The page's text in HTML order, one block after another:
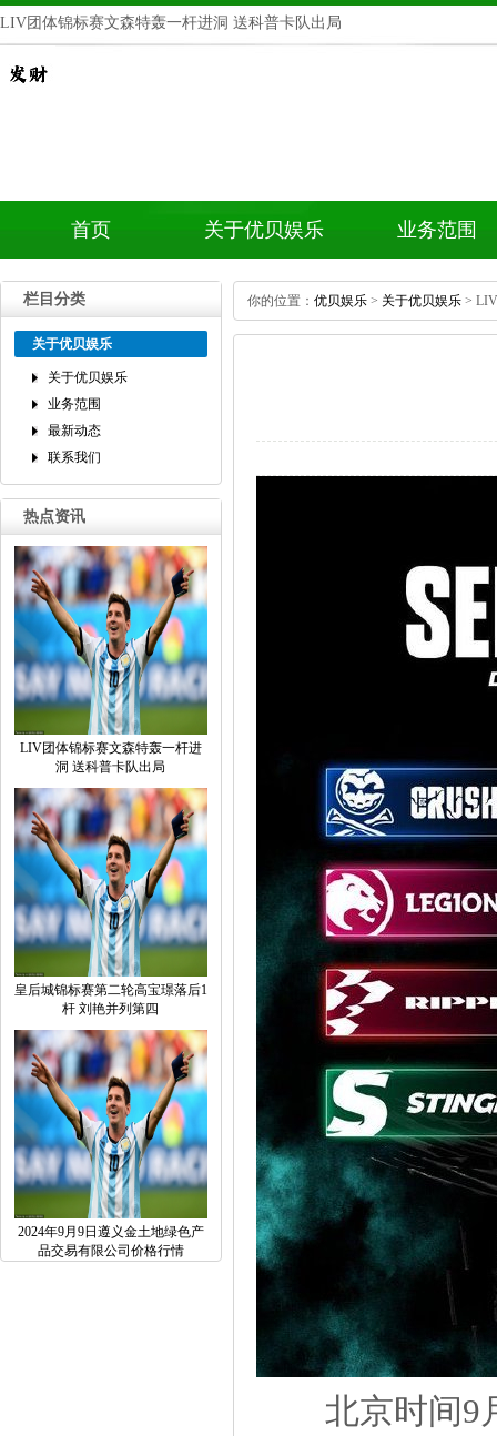
LIV团体锦标赛文森特轰一杆进洞送科普卡队出局
首页 关于优贝娱乐 业务范围
栏目分类
关于优贝娱乐
关于优贝娱乐
业务范围
最新动态
联系我们
热点资讯
LIV团体锦标赛文森特轰一杆进
洞送科普卡队出局
皇后城锦标赛第二轮高宝璟落后1
杆刘艳并列第四
2024年9月9日遵义金土地绿色产
品交易有限公司价格行情
你的位置： 优贝娱乐 > 关于优贝娱乐 >LIV
北京时间9月